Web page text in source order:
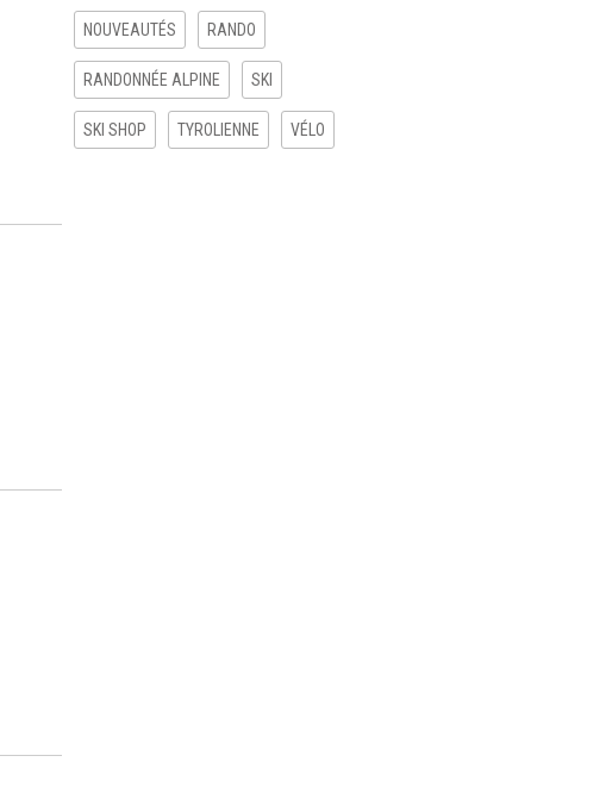
NOUVEAUTÉS RANDO
RANDONNÉE ALPINE SKI
SKI SHOP TYROLIENNE VÉLO